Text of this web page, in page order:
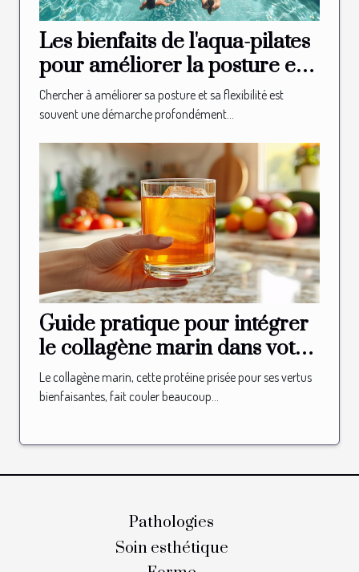
Les bienfaits de l'aqua-pilates
pour améliorer la posture et
la flexibilité
Chercher à améliorer sa posture et sa flexibilité est
souvent une démarche profondément...
Guide pratique pour intégrer
le collagène marin dans votre
routine quotidienne pour
améliorer votre santé
Le collagène marin, cette protéine prisée pour ses vertus
bienfaisantes, fait couler beaucoup...
Pathologies
Soin esthétique